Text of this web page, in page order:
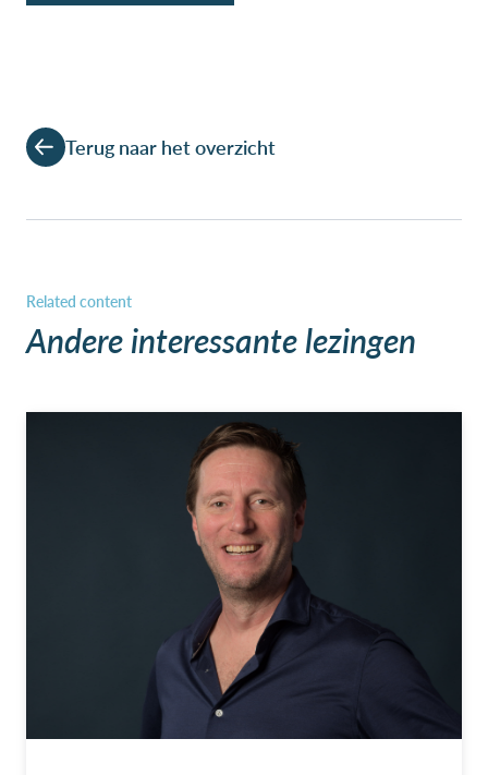
Terug naar het overzicht
Andere interessante lezingen